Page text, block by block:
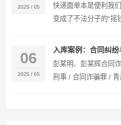
2025 / 05
快递面单本是便利我
变成了不法分子的“摇
话、地…
06
2025 / 05
入库案例：合同纠
彭某明、彭某辉合同
刑事 / 合同诈骗罪 /